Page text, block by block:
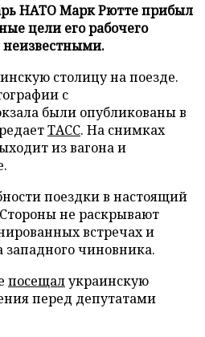
НАТО Марк Рютте прибыл
цели его рабочего
неизвестными.
столицу на поезде.
с
были опубликованы в
ТАСС. На снимках
из вагона и
поездки в настоящий
не раскрывают
встречах и
западного чиновника.
посещалукраинскую
перед депутатами